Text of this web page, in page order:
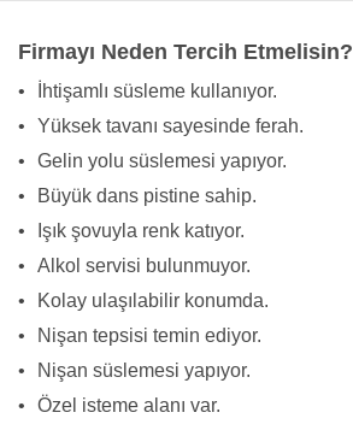
Firmayı Neden Tercih Etmelisin?
•
İhtişamlı süsleme kullanıyor.
•
Yüksek tavanı sayesinde ferah.
•
Gelin yolu süslemesi yapıyor.
•
Büyük dans pistine sahip.
•
Işık şovuyla renk katıyor.
•
Alkol servisi bulunmuyor.
•
Kolay ulaşılabilir konumda.
•
Nişan tepsisi temin ediyor.
•
Nişan süslemesi yapıyor.
•
Özel isteme alanı var.